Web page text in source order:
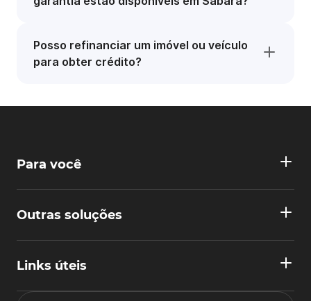
Posso refinanciar um imóvel ou veículo
para obter crédito?
Para você
Outras soluções
Links úteis